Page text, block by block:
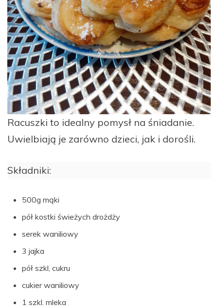
Racuszki to idealny pomysł na śniadanie.
Uwielbiają je zarówno dzieci, jak i dorośli.
Składniki:
500g mąki
pół kostki świeżych drożdży
serek waniliowy
3 jajka
pół szkl, cukru
cukier waniliowy
1 szkl. mleka